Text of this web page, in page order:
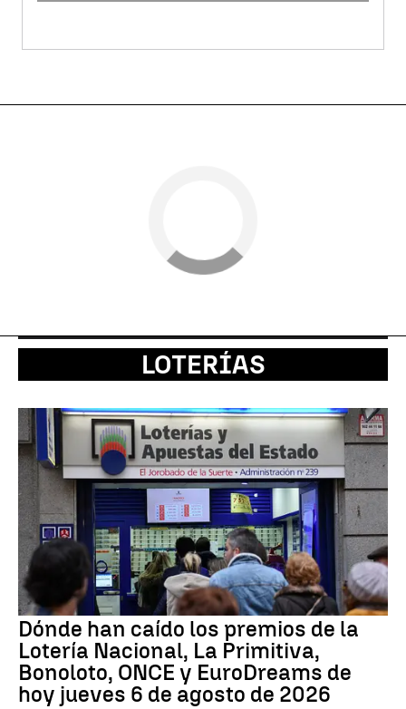
LOTERÍAS
Dónde han caído los premios de la
Lotería Nacional, La Primitiva,
Bonoloto, ONCE y EuroDreams de
hoy jueves 6 de agosto de 2026